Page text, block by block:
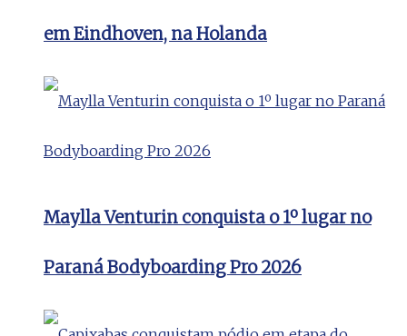
em Eindhoven, na Holanda
Maylla Venturin conquista o 1º lugar no
Paraná Bodyboarding Pro 2026